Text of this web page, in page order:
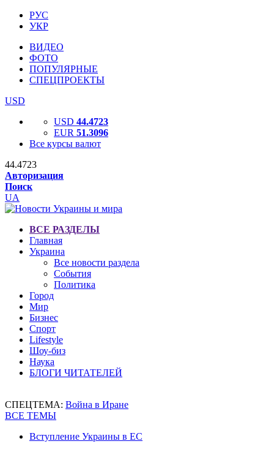
РУС
УКР
ВИДЕО
ФОТО
ПОПУЛЯРНЫЕ
СПЕЦПРОЕКТЫ
USD
USD 44.4723
EUR 51.3096
Все курсы валют
44.4723
Авторизация
Поиск
UA
ВСЕ РАЗДЕЛЫ
Главная
Украина
Все новости раздела
События
Политика
Город
Мир
Бизнес
Спорт
Lifestyle
Шоу-биз
Наука
БЛОГИ ЧИТАТЕЛЕЙ
СПЕЦТЕМА: Война в Иране
ВСЕ ТЕМЫ
Вступление Украины в ЕС